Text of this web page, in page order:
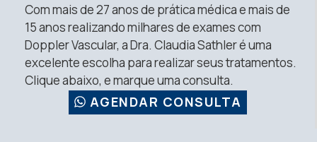
Com mais de 27 anos de prática médica e mais de
15 anos realizando milhares de exames com
Doppler Vascular, a Dra. Claudia Sathler é uma
excelente escolha para realizar seus tratamentos.
Clique abaixo, e marque uma consulta.
AGENDAR CONSULTA